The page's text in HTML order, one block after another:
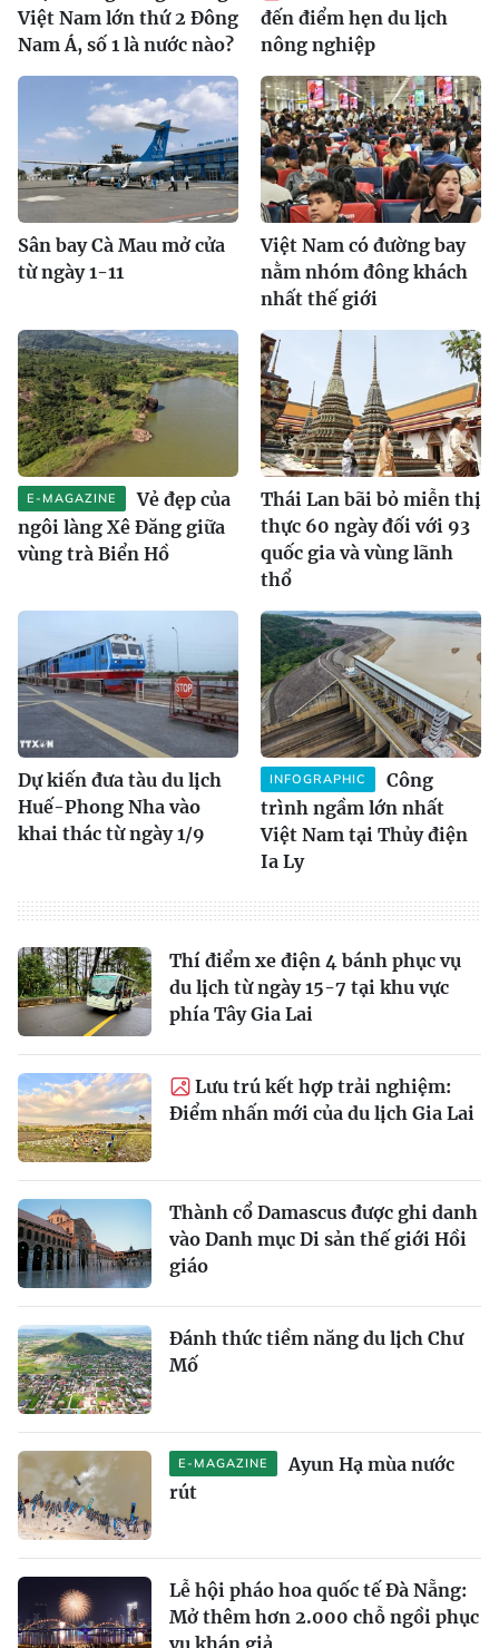
Việt Nam lớn thứ 2 Đông
Nam Á, số 1 là nước nào?
đến điểm hẹn du lịch
nông nghiệp
Sân bay Cà Mau mở cửa
từ ngày 1-11
Việt Nam có đường bay
nằm nhóm đông khách
nhất thế giới
E-MAGAZINE
Vẻ đẹp của
ngôi làng Xê Đăng giữa
vùng trà Biển Hồ
Thái Lan bãi bỏ miễn thị
thực 60 ngày đối với 93
quốc gia và vùng lãnh
thổ
Dự kiến đưa tàu du lịch
Huế-Phong Nha vào
khai thác từ ngày 1/9
INFOGRAPHIC
Công
trình ngầm lớn nhất
Việt Nam tại Thủy điện
Ia Ly
Thí điểm xe điện 4 bánh phục vụ
du lịch từ ngày 15-7 tại khu vực
phía Tây Gia Lai
Lưu trú kết hợp trải nghiệm:
Điểm nhấn mới của du lịch Gia Lai
Thành cổ Damascus được ghi danh
vào Danh mục Di sản thế giới Hồi
giáo
Đánh thức tiềm năng du lịch Chư
Mố
E-MAGAZINE
Ayun Hạ mùa nước
rút
Lễ hội pháo hoa quốc tế Đà Nẵng:
Mở thêm hơn 2.000 chỗ ngồi phục